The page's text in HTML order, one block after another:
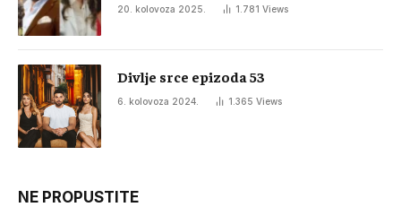
20. kolovoza 2025. 1.781 Views
Divlje srce epizoda 53
6. kolovoza 2024. 1.365 Views
NE PROPUSTITE